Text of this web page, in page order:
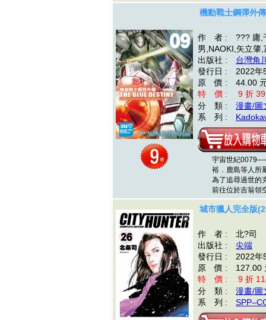
機動戰士鋼彈外
作 者 : ??? 庸,
男,NAOKI,矢立肇
出版社 : 台灣角
發行日 : 2022年
原 價 : 44.00
特 價 : 9 折
分 類 : 漫畫/圖
系 列 :
宇宙世紀0079──
裕．鹿島等人所屬
為了追尋過世的克
前往位於吉翁領
城市獵人完全版
作 者 : 北?司
出版社 : 尖端
發行日 : 2022年
原 價 : 127.00
特 價 : 9 折
分 類 : 漫畫/圖
系 列 :